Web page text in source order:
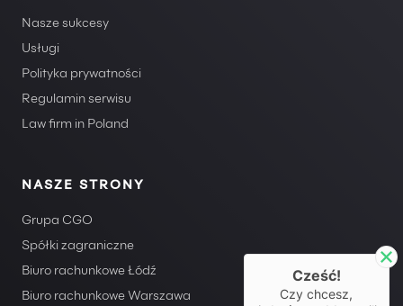
Nasze sukcesy
Usługi
Polityka prywatności
Regulamin serwisu
Law firm in Poland
NASZE STRONY
Grupa CGO
Spółki zagraniczne
Biuro rachunkowe Łódź
Biuro rachunkowe Warszawa
Cześć!
Czy chcesz,